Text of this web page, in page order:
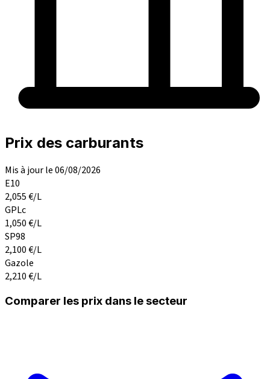
Prix des carburants
Mis à jour le 06/08/2026
E10
2,055€/L
GPLc
1,050€/L
SP98
2,100€/L
Gazole
2,210€/L
Comparer les prix dans le secteur